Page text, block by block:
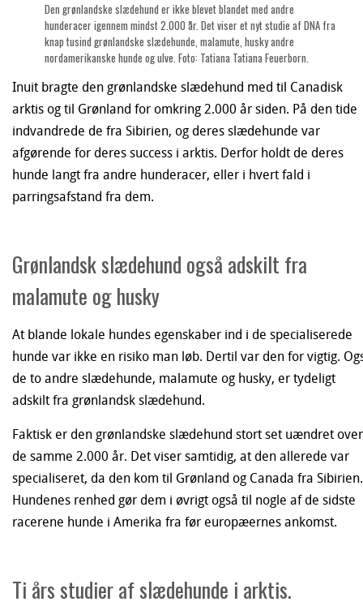
Den grønlandske slædehund er ikke blevet blandet med andre
hunderacer igennem mindst 2.000 år. Det viser et nyt studie af DNA fra
knap tusind grønlandske slædehunde, malamute, husky andre
nordamerikanske hunde og ulve. Foto: Tatiana Tatiana Feuerborn.
Inuit bragte den grønlandske slædehund med til Canadisk
arktis og til Grønland for omkring 2.000 år siden. På den tide
indvandrede de fra Sibirien, og deres slædehunde var
afgørende for deres success i arktis. Derfor holdt de deres
hunde langt fra andre hunderacer, eller i hvert fald i
parringsafstand fra dem.
Grønlandsk slædehund også adskilt fra
malamute og husky
At blande lokale hundes egenskaber ind i de specialiserede
hunde var ikke en risiko man løb. Dertil var den for vigtig.
de to andre slædehunde, malamute og husky, er tydeligt
adskilt fra grønlandsk slædehund.
Faktisk er den grønlandske slædehund stort set uændret over
de samme 2.000 år. Det viser samtidig, at den allerede var
specialiseret, da den kom til Grønland og Canada fra Sibirien.
Hundenes renhed gør dem i øvrigt også til nogle af de sidste
racerene hunde i Amerika fra før europæernes ankomst.
Ti års studier af slædehunde i arktis.